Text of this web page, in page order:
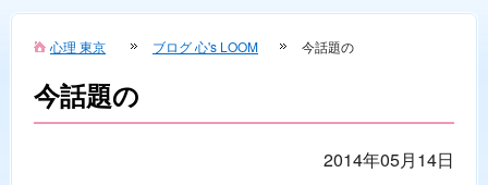
心理 東京 ブログ 心's LOOM 今話題の
今話題の
2014年05月14日